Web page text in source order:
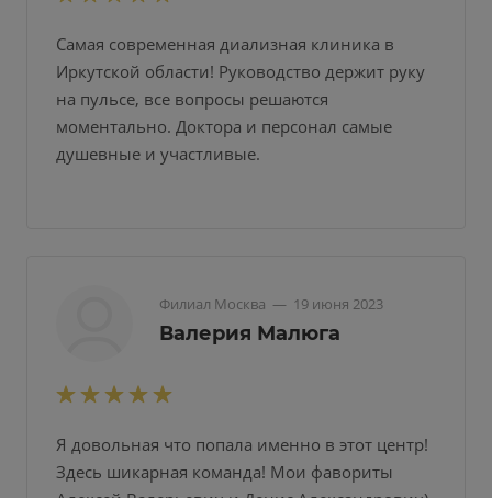
Самая современная диализная клиника в
Иркутской области! Руководство держит руку
на пульсе, все вопросы решаются
моментально. Доктора и персонал самые
душевные и участливые.
Филиал Москва — 19 июня 2023
Валерия Малюга
Я довольная что попала именно в этот центр!
Здесь шикарная команда! Мои фавориты